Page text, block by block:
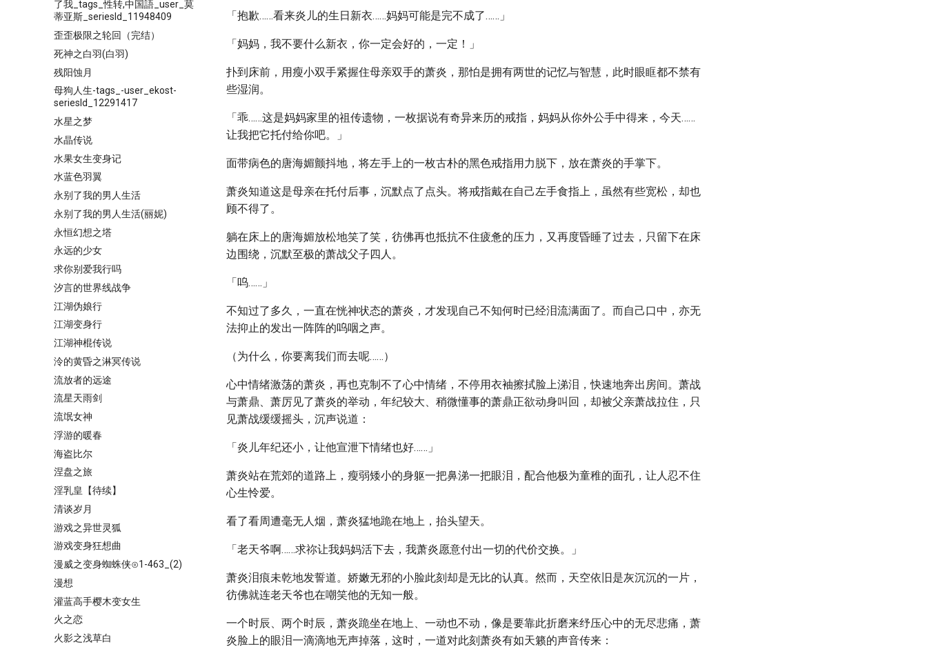
了我_tags_性转,中国語_user_莫
蒂亚斯_seriesId_11948409
歪歪极限之轮回（完结）
死神之白羽(白羽)
残阳蚀月
母狗人生-tags_-user_ekost-
seriesId_12291417
水星之梦
水晶传说
水果女生变身记
水蓝色羽翼
永别了我的男人生活
永别了我的男人生活(丽妮)
永恒幻想之塔
永远的少女
求你别爱我行吗
汐言的世界线战争
江湖伪娘行
江湖变身行
江湖神棍传说
泠的黄昏之淋冥传说
流放者的远途
流星天雨剑
流氓女神
浮游的暖春
海盗比尔
涅盘之旅
淫乳皇【待续】
清谈岁月
游戏之异世灵狐
游戏变身狂想曲
漫威之变身蜘蛛侠⊙1-463_(2)
漫想
灌蓝高手樱木变女生
火之恋
火影之浅草白
「抱歉……看来炎儿的生日新衣……妈妈可能是完不成了……」
「妈妈，我不要什么新衣，你一定会好的，一定！」
扑到床前，用瘦小双手紧握住母亲双手的萧炎，那怕是拥有两世的记忆与智慧，此时眼眶都不禁有
些湿润。
「乖……这是妈妈家里的祖传遗物，一枚据说有奇异来历的戒指，妈妈从你外公手中得来，今天……
让我把它托付给你吧。」
面带病色的唐海媚颤抖地，将左手上的一枚古朴的黑色戒指用力脱下，放在萧炎的手掌下。
萧炎知道这是母亲在托付后事，沉默点了点头。将戒指戴在自己左手食指上，虽然有些宽松，却也
顾不得了。
躺在床上的唐海媚放松地笑了笑，彷佛再也抵抗不住疲惫的压力，又再度昏睡了过去，只留下在床
边围绕，沉默至极的萧战父子四人。
「呜……」
不知过了多久，一直在恍神状态的萧炎，才发现自己不知何时已经泪流满面了。而自己口中，亦无
法抑止的发出一阵阵的呜咽之声。
（为什么，你要离我们而去呢……）
心中情绪激荡的萧炎，再也克制不了心中情绪，不停用衣袖擦拭脸上涕泪，快速地奔出房间。萧战
与萧鼎、萧厉见了萧炎的举动，年纪较大、稍微懂事的萧鼎正欲动身叫回，却被父亲萧战拉住，只
见萧战缓缓摇头，沉声说道：
「炎儿年纪还小，让他宣泄下情绪也好……」
萧炎站在荒郊的道路上，瘦弱矮小的身躯一把鼻涕一把眼泪，配合他极为童稚的面孔，让人忍不住
心生怜爱。
看了看周遭毫无人烟，萧炎猛地跪在地上，抬头望天。
「老天爷啊……求祢让我妈妈活下去，我萧炎愿意付出一切的代价交换。」
萧炎泪痕未乾地发誓道。娇嫩无邪的小脸此刻却是无比的认真。然而，天空依旧是灰沉沉的一片，
彷佛就连老天爷也在嘲笑他的无知一般。
一个时辰、两个时辰，萧炎跪坐在地上、一动也不动，像是要靠此折磨来纾压心中的无尽悲痛，萧
炎脸上的眼泪一滴滴地无声掉落，这时，一道对此刻萧炎有如天籁的声音传来：